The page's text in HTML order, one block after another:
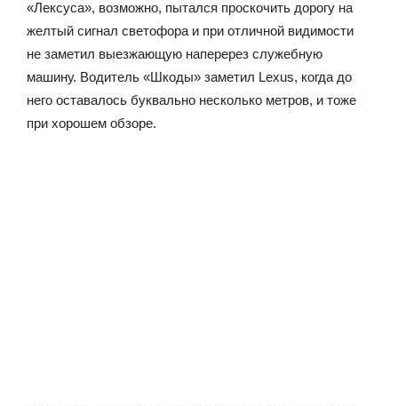
«Лексуса», возможно, пытался проскочить дорогу на
желтый сигнал светофора и при отличной видимости
не заметил выезжающую наперерез служебную
машину. Водитель «Шкоды» заметил Lexus, когда до
него оставалось буквально несколько метров, и тоже
при хорошем обзоре.